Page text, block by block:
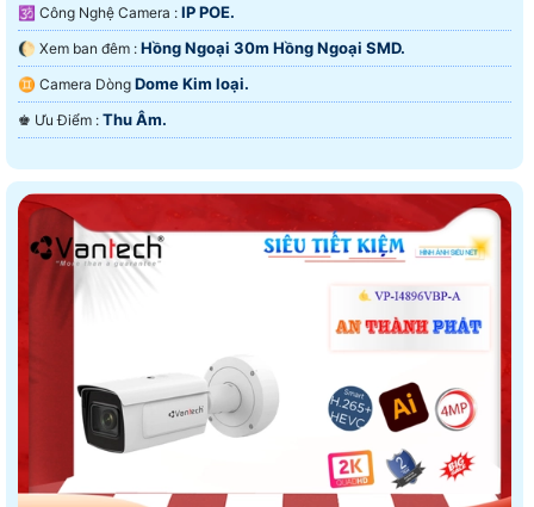
🕉️ Công Nghệ Camera : IP POE.
🌔 Xem ban đêm : Hồng Ngoại 30m Hồng Ngoại SMD.
♊ Camera Dòng Dome Kim loại.
️♚ Ưu Điểm : Thu Âm.